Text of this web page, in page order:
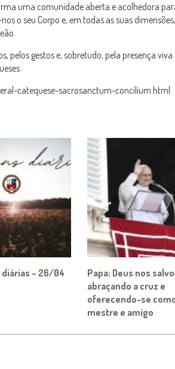
uma comunidade aberta e acolhedora
o seu Corpo e, em todas as suas dimensões,
pelos gestos e, sobretudo, pela presença viva
catequese-sacrosanctum-concilium.html
diárias – 26/04
Papa: Deus nos
abraçando a cruz e
oferecendo-se
mestre e amigo